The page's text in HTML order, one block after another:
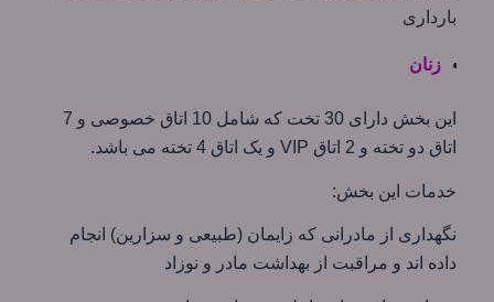
بارداری
زنان
این بخش دارای 30 تخت که شامل 10 اتاق خصوصی و 7
اتاق دو تخته و 2 اتاق VIP و یک اتاق 4 تخته می باشد.
خدمات این بخش:
نگهداری از مادرانی که زایمان (طبیعی و سزارین) انجام
داده اند و مراقبت از بهداشت مادر و نوزاد